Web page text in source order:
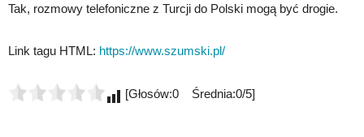
Tak, rozmowy telefoniczne z Turcji do Polski mogą być drogie.
Link tagu HTML: https://www.szumski.pl/
[Głosów:0 Średnia:0/5]